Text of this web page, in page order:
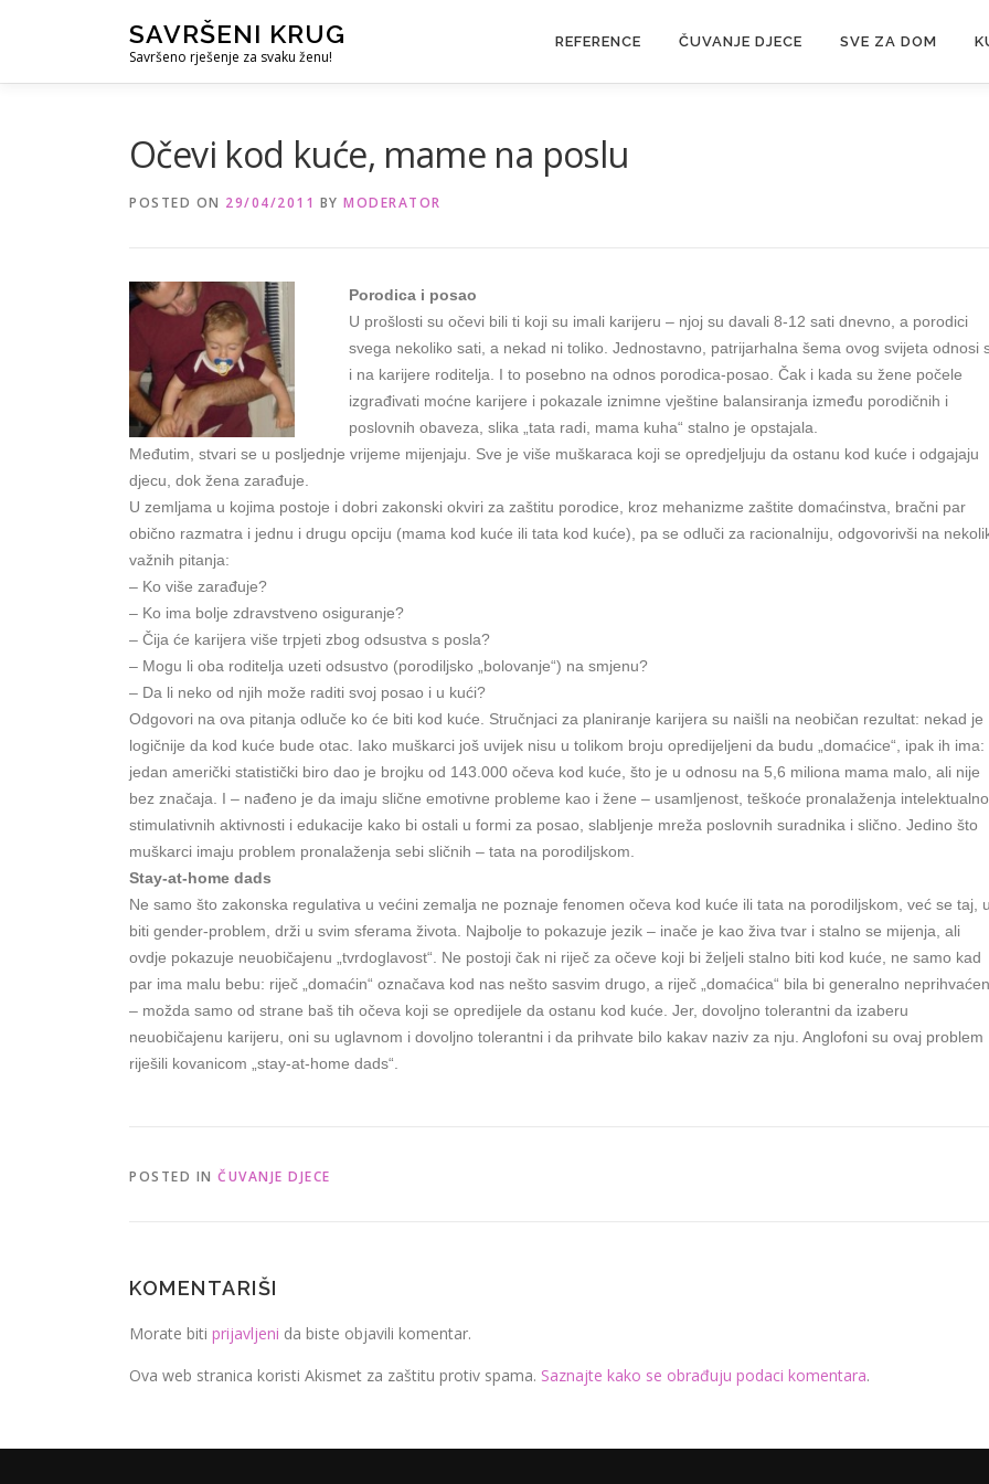
SAVRŠENI KRUG
Savršeno rješenje za svaku ženu!
REFERENCE ČUVANJE DJECE SVE ZA DOM
Očevi kod kuće, mame na poslu
POSTED ON 29/04/2011 BY MODERATOR
Porodica i posao
U prošlosti su očevi bili ti koji su imali karijeru – njoj su davali 8-12 sati dnevno, a porodici
svega nekoliko sati, a nekad ni toliko. Jednostavno, patrijarhalna šema ovog svijeta odnosi
i na karijere roditelja. I to posebno na odnos porodica-posao. Čak i kada su žene počele
izgrađivati moćne karijere i pokazale iznimne vještine balansiranja između porodičnih i
poslovnih obaveza, slika „tata radi, mama kuha“ stalno je opstajala.
Međutim, stvari se u posljednje vrijeme mijenjaju. Sve je više muškaraca koji se opredjeljuju da ostanu kod kuće i odgajaju
djecu, dok žena zarađuje.
U zemljama u kojima postoje i dobri zakonski okviri za zaštitu porodice, kroz mehanizme zaštite domaćinstva, bračni par
obično razmatra i jednu i drugu opciju (mama kod kuće ili tata kod kuće), pa se odluči za racionalniju, odgovorivši na
važnih pitanja:
– Ko više zarađuje?
– Ko ima bolje zdravstveno osiguranje?
– Čija će karijera više trpjeti zbog odsustva s posla?
– Mogu li oba roditelja uzeti odsustvo (porodiljsko „bolovanje“) na smjenu?
– Da li neko od njih može raditi svoj posao i u kući?
Odgovori na ova pitanja odluče ko će biti kod kuće. Stručnjaci za planiranje karijera su naišli na neobičan rezultat: nekad je
logičnije da kod kuće bude otac. Iako muškarci još uvijek nisu u tolikom broju opredijeljeni da budu „domaćice“, ipak ih ima:
jedan američki statistički biro dao je brojku od 143.000 očeva kod kuće, što je u odnosu na 5,6 miliona mama malo, ali nije
bez značaja. I – nađeno je da imaju slične emotivne probleme kao i žene – usamljenost, teškoće pronalaženja intelektualno
stimulativnih aktivnosti i edukacije kako bi ostali u formi za posao, slabljenje mreža poslovnih suradnika i slično. Jedino što
muškarci imaju problem pronalaženja sebi sličnih – tata na porodiljskom.
Stay-at-home dads
Ne samo što zakonska regulativa u većini zemalja ne poznaje fenomen očeva kod kuće ili tata na porodiljskom, već se taj, u
biti gender-problem, drži u svim sferama života. Najbolje to pokazuje jezik – inače je kao živa tvar i stalno se mijenja, ali
ovdje pokazuje neuobičajenu „tvrdoglavost“. Ne postoji čak ni riječ za očeve koji bi željeli stalno biti kod kuće, ne samo kad
par ima malu bebu: riječ „domaćin“ označava kod nas nešto sasvim drugo, a riječ „domaćica“ bila bi generalno
– možda samo od strane baš tih očeva koji se opredijele da ostanu kod kuće. Jer, dovoljno tolerantni da izaberu
neuobičajenu karijeru, oni su uglavnom i dovoljno tolerantni i da prihvate bilo kakav naziv za nju. Anglofoni su ovaj problem
riješili kovanicom „stay-at-home dads“.
POSTED IN ČUVANJE DJECE
KOMENTARIŠI
Morate biti prijavljeni da biste objavili komentar.
Ova web stranica koristi Akismet za zaštitu protiv spama. Saznajte kako se obrađuju podaci komentara.